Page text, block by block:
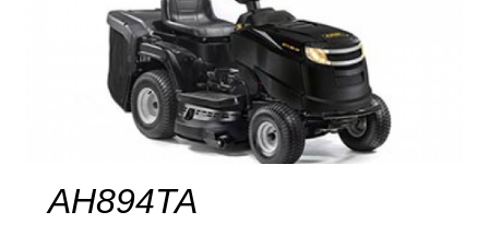
Cortacésped para tractor
AH894TA